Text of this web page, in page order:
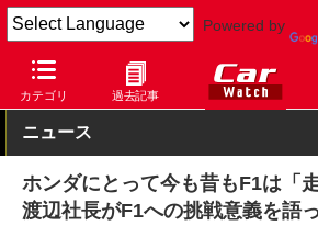
Powered by
カテゴリ 過去記事
Car Watch モータースポーツ F1
ニュース
ホンダにとって今も昔もF1は「
渡辺社長がF1への挑戦意義を語